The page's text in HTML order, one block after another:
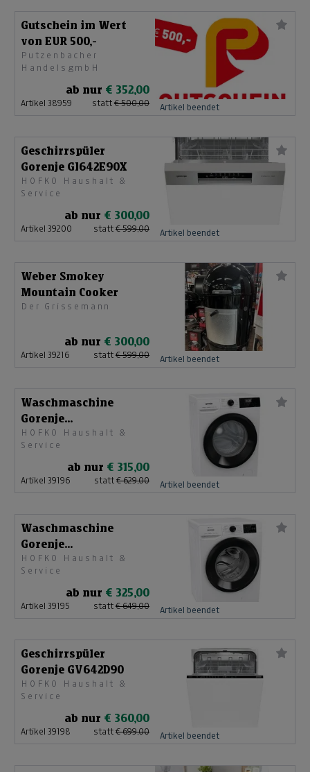
Gutschein im Wert
von EUR 500,-
Putzenbacher
HandelsgmbH
ab nur € 352,00
Artikel 38959 statt € 500,00 Artikel beendet
Geschirrspüler
Gorenje GI642E90X
HOFKO Haushalt &
Service
ab nur € 300,00
Artikel 39200 statt € 599,00 Artikel beendet
Weber Smokey
Mountain Cooker
Der Grissemann
ab nur € 300,00
Artikel 39216 statt € 599,00 Artikel beendet
Waschmaschine
Gorenje
WNHPI64SAPS/AT
HOFKO Haushalt &
Service
ab nur € 315,00
Artikel 39196 statt € 629,00 Artikel beendet
Waschmaschine
Gorenje
WPN11EI74A1TS
HOFKO Haushalt &
Service
ab nur € 325,00
Artikel 39195 statt € 649,00 Artikel beendet
Geschirrspüler
Gorenje GV642D90
HOFKO Haushalt &
Service
ab nur € 360,00
Artikel 39198 statt € 699,00 Artikel beendet